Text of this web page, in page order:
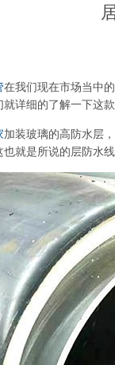
在我们现在市场当中
详细的了解一下这
加装玻璃的高防水层
就是所说的层防水线